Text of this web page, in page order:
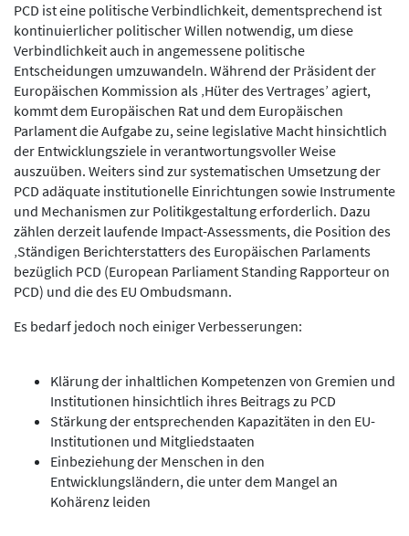
PCD ist eine politische Verbindlichkeit, dementsprechend ist
kontinuierlicher politischer Willen notwendig, um diese
Verbindlichkeit auch in angemessene politische
Entscheidungen umzuwandeln. Während der Präsident der
Europäischen Kommission als ‚Hüter des Vertrages’ agiert,
kommt dem Europäischen Rat und dem Europäischen
Parlament die Aufgabe zu, seine legislative Macht hinsichtlich
der Entwicklungsziele in verantwortungsvoller Weise
auszuüben. Weiters sind zur systematischen Umsetzung der
PCD adäquate institutionelle Einrichtungen sowie Instrumente
und Mechanismen zur Politikgestaltung erforderlich. Dazu
zählen derzeit laufende Impact-Assessments, die Position des
‚Ständigen Berichterstatters des Europäischen Parlaments
bezüglich PCD (European Parliament Standing Rapporteur on
PCD) und die des EU Ombudsmann.
Es bedarf jedoch noch einiger Verbesserungen:
Klärung der inhaltlichen Kompetenzen von Gremien und
Institutionen hinsichtlich ihres Beitrags zu PCD
Stärkung der entsprechenden Kapazitäten in den EU-
Institutionen und Mitgliedstaaten
Einbeziehung der Menschen in den
Entwicklungsländern, die unter dem Mangel an
Kohärenz leiden